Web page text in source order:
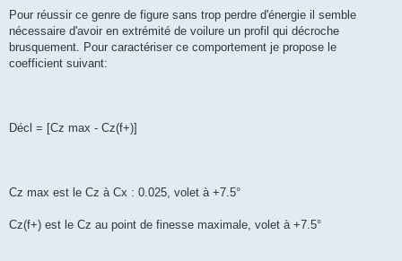
Pour réussir ce genre de figure sans trop perdre d'énergie il semble
nécessaire d'avoir en extrémité de voilure un profil qui décroche
brusquement. Pour caractériser ce comportement je propose le
coefficient suivant:
Décl = [Cz max - Cz(f+)]
Cz max est le Cz à Cx : 0.025, volet à +7.5°
Cz(f+) est le Cz au point de finesse maximale, volet à +7.5°